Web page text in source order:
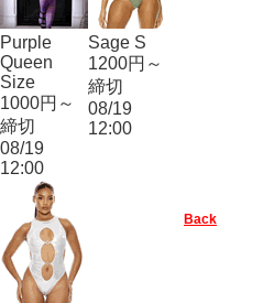
Purple
Queen
Size
1000円～
締切
08/19
12:00
Sage S
1200円～
締切
08/19
12:00
Back